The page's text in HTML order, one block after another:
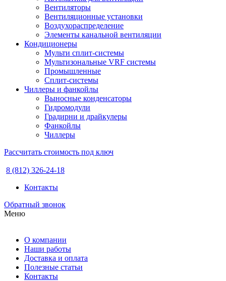
Вентиляторы
Вентиляционные установки
Воздухораспределение
Элементы канальной вентиляции
Кондиционеры
Мульти сплит-системы
Мультизональные VRF системы
Промышленные
Сплит-системы
Чиллеры и фанкойлы
Выносные конденсаторы
Гидромодули
Градирни и драйкулеры
Фанкойлы
Чиллеры
Рассчитать стоимость под ключ
8 (812) 326-24-18
Контакты
Обратный звонок
Меню
О компании
Наши работы
Доставка и оплата
Полезные статьи
Контакты